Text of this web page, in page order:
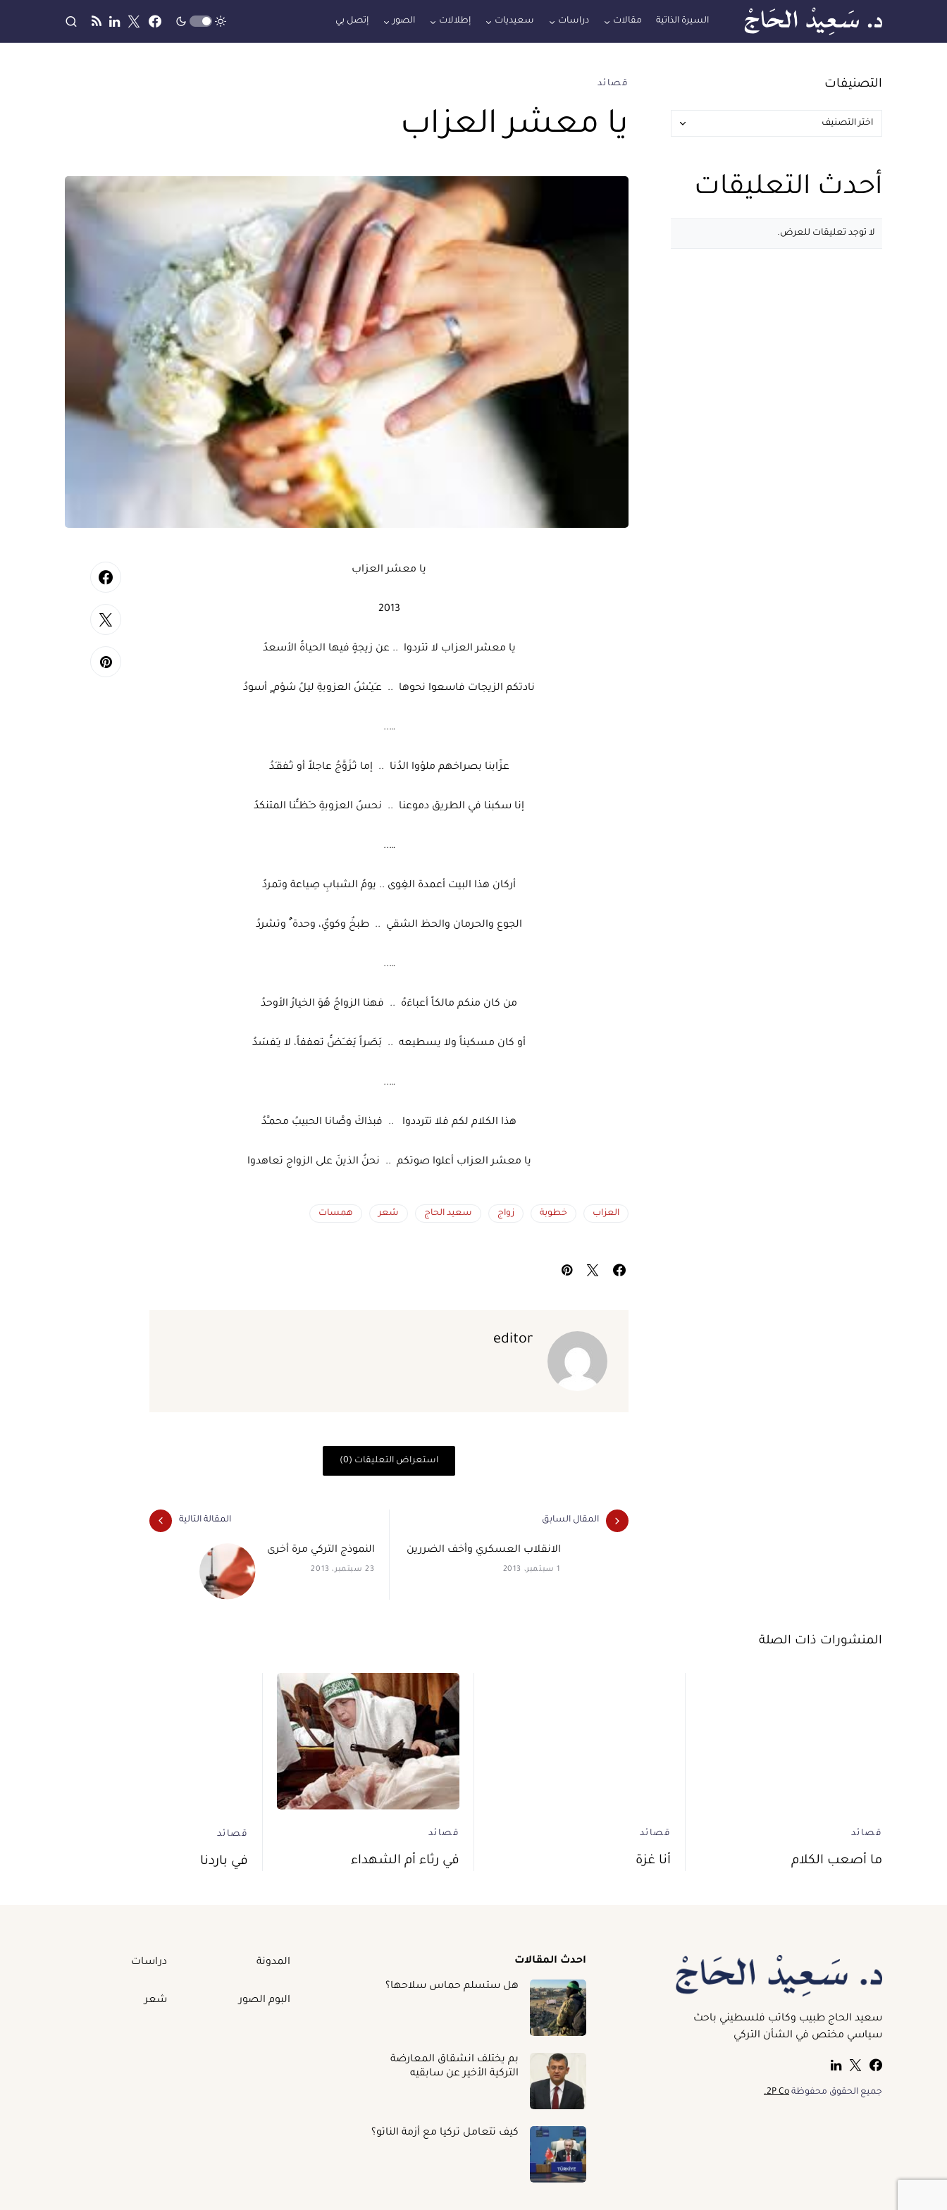
السيرة الذاتية مقالات دراسات سعيديات إطلالات الصور إتصل بي
قصائد
يا معشر العزاب
يا معشر العزاب
2013
يا معشر العزاب لا تتردوا .. عن زيجةٍ فيها الحياةُ الأسعدُ
نادتكم الزيجات فاسعوا نحوها .. عـَيـْشُ العزوبةِ ليلُ شؤم ٍ أسودُ
…..
عزّابنا بصراخهم ملؤوا الدُنا .. إما نـُزَوَّجُ عاجلاً أو نـُفقـَدُ
إنا سكبنا في الطريق دموعنا .. نحسُ العزوبةِ حـَظــُّنا المتنكدُ
…..
أركان هذا البيت أعمدة الغِوى .. يومُ الشبابِ صِياعة وتمردُ
الجوع والحرمان والحظ الشقي .. طبخٌ وكويٌ، وحدة ٌ وتشردُ
…..
من كان منكم مالكاً أعباءَهُ .. فهنا الزواجُ هُوَ الخيارُ الأوحدُ
أو كان مسكيناً ولا يسطيعه .. بَصَراً يَغــَضُّ تعففاً، لا يـَفسَدُ
…..
هذا الكلام لكم فلا تترددوا .. فبذاكَ وصَّانا الحبيبُ محمـَّدُ
يا معشر العزاب أعلوا صوتكم .. نحنُ الذينَ على الزواج تعاهدوا
العزاب خطوبة زواج سعيد الحاج شعر همسات
editor
استعراض التعليقات (0)
المقال السابق
الانقلاب العسكري وأخف الضررين
1 سبتمبر، 2013
المقالة التالية
النموذج التركي مرة أخرى
23 سبتمبر، 2013
التصنيفات
أحدث التعليقات
لا توجد تعليقات للعرض.
المنشورات ذات الصلة
قصائد
ما أصعب الكلام
قصائد
أنا غزة
قصائد
في رثاء أم الشهداء
قصائد
في باردنا
سعيد الحاج طبيب وكاتب فلسطيني باحث
سياسي مختص في الشأن التركي
جميع الحقوق محفوظة 2P Co.
احدث المقالات
هل ستسلم حماس سلاحها؟
بم يختلف انشقاق المعارضة
التركية الأخير عن سابقيه
كيف تتعامل تركيا مع أزمة الناتو؟
المدونة دراسات
البوم الصور شعر